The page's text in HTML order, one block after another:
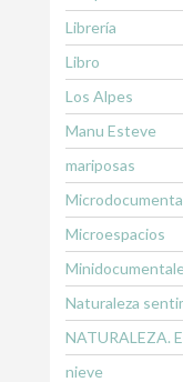
Librería
Libro
Los Alpes
Manu Esteve
mariposas
Microespacios
Naturaleza
NATURALEZA.
nieve